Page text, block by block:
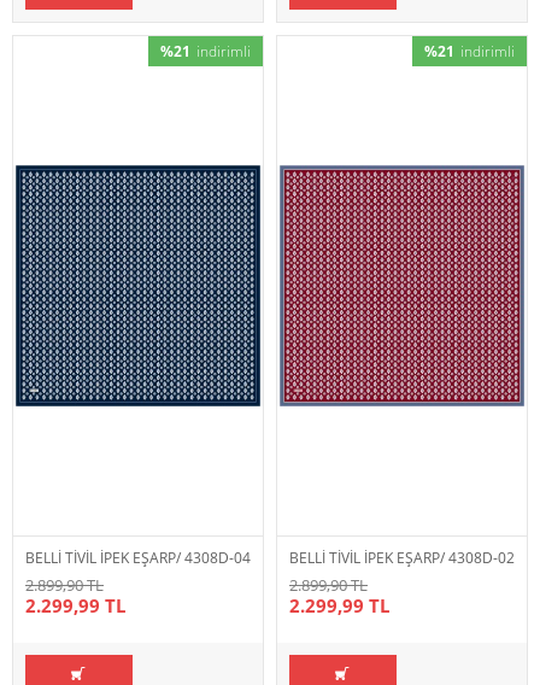
%21 indirimli
BELLİ TİVİL İPEK EŞARP/ 4308D-04
2.899,90 TL
2.299,99 TL
%21 indirimli
BELLİ TİVİL İPEK EŞARP/ 4308D-02
2.899,90 TL
2.299,99 TL